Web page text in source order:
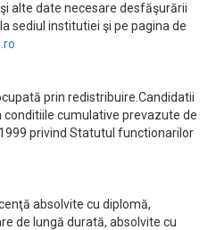
alte date necesare desfăşurării
sediul institutiei şi pe pagina de
prin redistribuire.Candidatii
conditiile cumulative prevazute de
privind Statutul functionarilor
absolvite cu diplomă,
de lungă durată, absolvite cu